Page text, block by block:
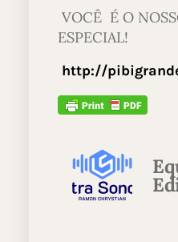
VOCÊ É O
ESPECIAL!
http://